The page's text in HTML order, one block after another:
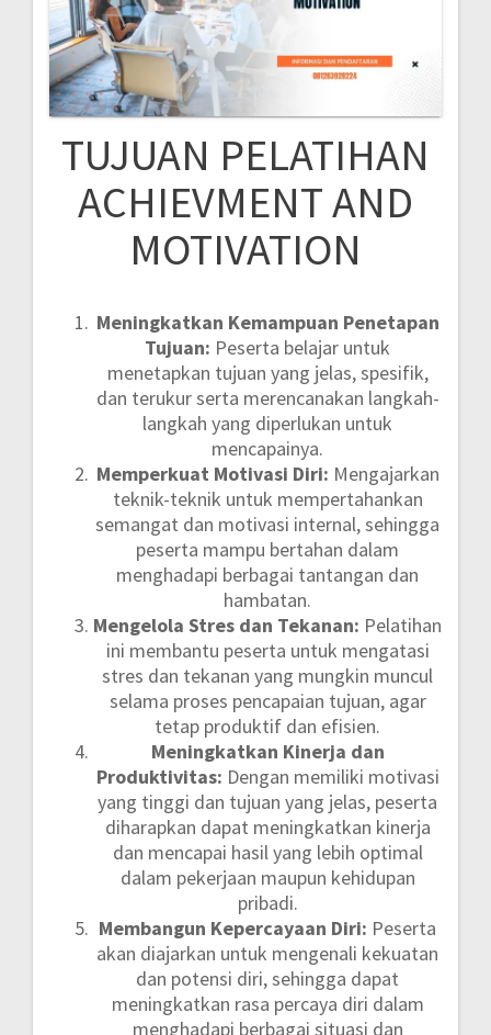
TUJUAN PELATIHAN
ACHIEVMENT AND
MOTIVATION
Meningkatkan Kemampuan Penetapan
Tujuan: Peserta belajar untuk
menetapkan tujuan yang jelas, spesifik,
dan terukur serta merencanakan langkah-
langkah yang diperlukan untuk
mencapainya.
Memperkuat Motivasi Diri: Mengajarkan
teknik-teknik untuk mempertahankan
semangat dan motivasi internal, sehingga
peserta mampu bertahan dalam
menghadapi berbagai tantangan dan
hambatan.
Mengelola Stres dan Tekanan: Pelatihan
ini membantu peserta untuk mengatasi
stres dan tekanan yang mungkin muncul
selama proses pencapaian tujuan, agar
tetap produktif dan efisien.
Meningkatkan Kinerja dan
Produktivitas: Dengan memiliki motivasi
yang tinggi dan tujuan yang jelas, peserta
diharapkan dapat meningkatkan kinerja
dan mencapai hasil yang lebih optimal
dalam pekerjaan maupun kehidupan
pribadi.
Membangun Kepercayaan Diri: Peserta
akan diajarkan untuk mengenali kekuatan
dan potensi diri, sehingga dapat
meningkatkan rasa percaya diri dalam
menghadapi berbagai situasi dan